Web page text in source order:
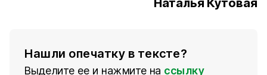
Наталья Кутовая
Нашли опечатку в тексте?
Выделите ее и нажмите на ссылку